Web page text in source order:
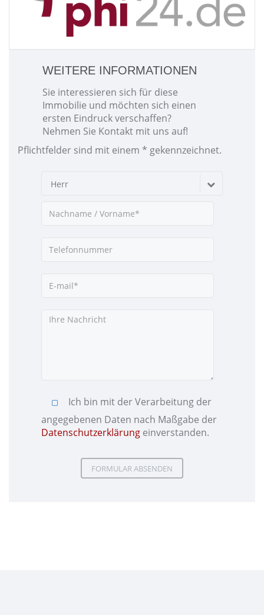
WEITERE INFORMATIONEN
Sie interessieren sich für diese
Immobilie und möchten sich einen
ersten Eindruck verschaffen?
Nehmen Sie Kontakt mit uns auf!
Pflichtfelder sind mit einem * gekennzeichnet.
Herr
Ich bin mit der Verarbeitung der
angegebenen Daten nach Maßgabe der
Datenschutzerklärung einverstanden.
Please leave this field empty.
Please leave this field empty.